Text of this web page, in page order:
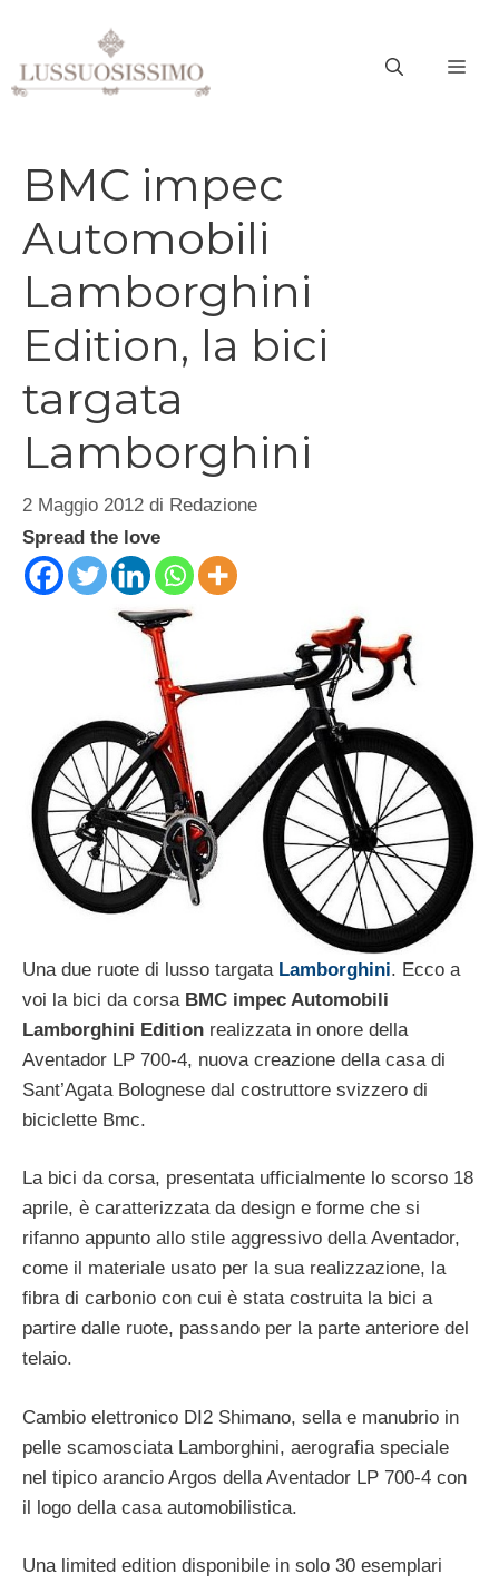
contenuto
BMC impec
Automobili
Lamborghini
Edition, la bici
targata
Lamborghini
2 Maggio 2012 di Redazione
Spread the love
Una due ruote di lusso targata Lamborghini. Ecco a
voi la bici da corsa BMC impec Automobili
Lamborghini Edition realizzata in onore della
Aventador LP 700-4, nuova creazione della casa di
Sant’Agata Bolognese dal costruttore svizzero di
biciclette Bmc.
La bici da corsa, presentata ufficialmente lo scorso 18
aprile, è caratterizzata da design e forme che si
rifanno appunto allo stile aggressivo della Aventador,
come il materiale usato per la sua realizzazione, la
fibra di carbonio con cui è stata costruita la bici a
partire dalle ruote, passando per la parte anteriore del
telaio.
Cambio elettronico DI2 Shimano, sella e manubrio in
pelle scamosciata Lamborghini, aerografia speciale
nel tipico arancio Argos della Aventador LP 700-4 con
il logo della casa automobilistica.
Una limited edition disponibile in solo 30 esemplari